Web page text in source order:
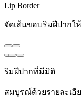
Lip Border
จัดเส้นขอบริมฝีปากใ
ริมฝีปากที่มีมิติ
สมบูรณ์ด้วยรายละเอี